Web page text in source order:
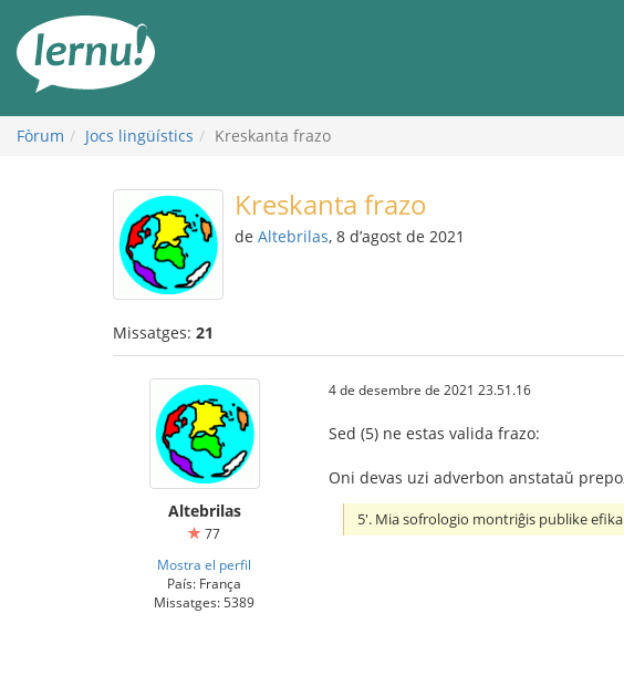
contingut
Fòrum Jocs lingüístics Kreskanta frazo
Kreskanta frazo
de Altebrilas, 8 d’agost de 2021
Missatges: 21
Altebrilas
77
Mostra el perfil
País: França
Missatges: 5389
4 de desembre de 2021 23.51.16
Sed (5) ne estas valida frazo:
Oni devas uzi adverbon anstataŭ
5'. Mia sofrologio montriĝis publike